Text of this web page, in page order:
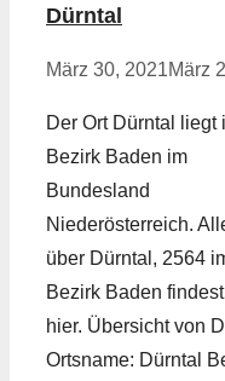
Dürntal
März 30, 2021März
Der Ort Dürntal liegt
Bezirk Baden im
Bundesland
Niederösterreich.
über Dürntal, 2564
Bezirk Baden
hier. Übersicht von
Ortsname: Dürntal